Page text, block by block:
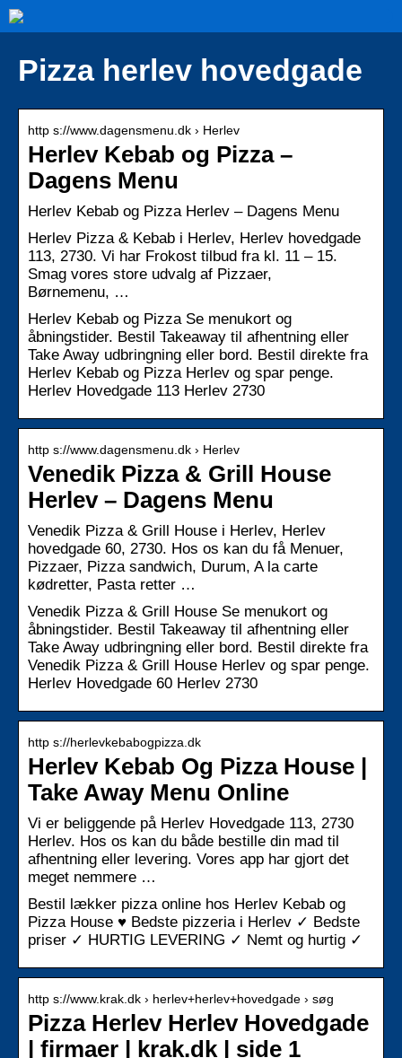
Pizza herlev hovedgade
http s://www.dagensmenu.dk › Herlev
Herlev Kebab og Pizza –
Dagens Menu
Herlev Kebab og Pizza Herlev – Dagens Menu
Herlev Pizza & Kebab i Herlev, Herlev hovedgade
113, 2730. Vi har Frokost tilbud fra kl. 11 – 15.
Smag vores store udvalg af Pizzaer,
Børnemenu, …
Herlev Kebab og Pizza Se menukort og
åbningstider. Bestil Takeaway til afhentning eller
Take Away udbringning eller bord. Bestil direkte fra
Herlev Kebab og Pizza Herlev og spar penge.
Herlev Hovedgade 113 Herlev 2730
http s://www.dagensmenu.dk › Herlev
Venedik Pizza & Grill House
Herlev – Dagens Menu
Venedik Pizza & Grill House i Herlev, Herlev
hovedgade 60, 2730. Hos os kan du få Menuer,
Pizzaer, Pizza sandwich, Durum, A la carte
kødretter, Pasta retter …
Venedik Pizza & Grill House Se menukort og
åbningstider. Bestil Takeaway til afhentning eller
Take Away udbringning eller bord. Bestil direkte fra
Venedik Pizza & Grill House Herlev og spar penge.
Herlev Hovedgade 60 Herlev 2730
http s://herlevkebabogpizza.dk
Herlev Kebab Og Pizza House |
Take Away Menu Online
Vi er beliggende på Herlev Hovedgade 113, 2730
Herlev. Hos os kan du både bestille din mad til
afhentning eller levering. Vores app har gjort det
meget nemmere …
Bestil lækker pizza online hos Herlev Kebab og
Pizza House ♥ Bedste pizzeria i Herlev ✓ Bedste
priser ✓ HURTIG LEVERING ✓ Nemt og hurtig ✓
http s://www.krak.dk › herlev+herlev+hovedgade › søg
Pizza Herlev Herlev Hovedgade
| firmaer | krak.dk | side 1